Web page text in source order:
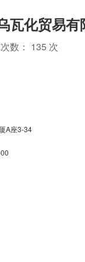
瓦化贸易有
数： 135 次
A座3-34